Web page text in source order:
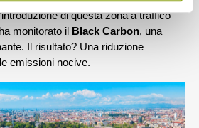
di questa zona a traffico
monitorato il
Black Carbon, una
Il risultato? Una riduzione
emissioni nocive.